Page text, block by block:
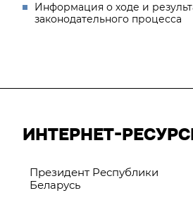
Информация о ходе и
законодательного процесса
ИНТЕРНЕТ-
Президент Республики
Беларусь